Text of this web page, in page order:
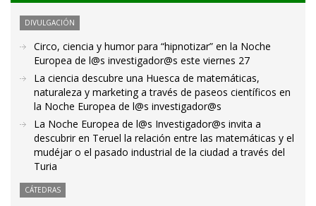
DIVULGACIÓN
Circo, ciencia y humor para “hipnotizar” en la Noche
Europea de l@s investigador@s este viernes 27
La ciencia descubre una Huesca de matemáticas,
naturaleza y marketing a través de paseos científicos en
la Noche Europea de l@s investigador@s
La Noche Europea de l@s Investigador@s invita a
descubrir en Teruel la relación entre las matemáticas y el
mudéjar o el pasado industrial de la ciudad a través del
Turia
CÁTEDRAS